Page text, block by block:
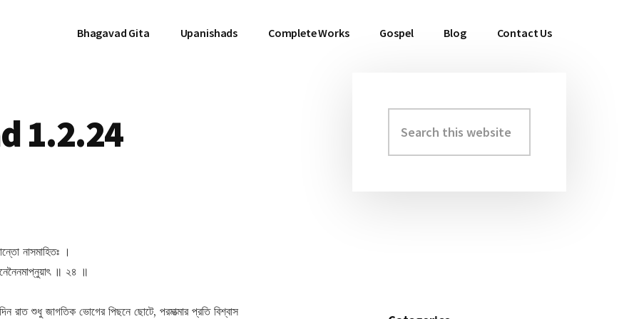
Bhagavad Gita Upanishads Complete Works Gospel Blog Contact Us
1.2.24
নাসমাহিতঃ ।
॥ ২৪ ॥
রাত শুধু জাগতিক ভোগের পিছনে ছোটে, পরমাত্মার প্রতি বিশ্বাস
Primary
Sidebar
this
website